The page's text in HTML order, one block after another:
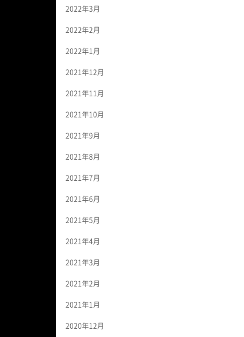
2022年3月
2022年2月
2022年1月
2021年12月
2021年11月
2021年10月
2021年9月
2021年8月
2021年7月
2021年6月
2021年5月
2021年4月
2021年3月
2021年2月
2021年1月
2020年12月